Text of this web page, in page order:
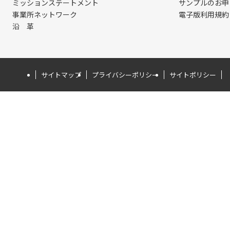
ミッションステートメント
事業所ネットワーク
沿 革
サンプルのお
電子版利用規約
サイトマップ プライバシーポリシー サイトポリシー